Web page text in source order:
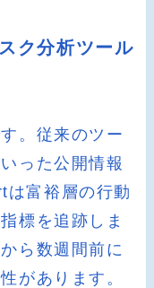
ク分析ツール
。従来のツー
った公開情報
富裕層の行動
標を追跡しま
ら数週間前に
があります。